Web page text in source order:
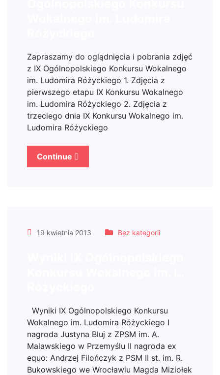
Zapraszamy do oglądnięcia i pobrania zdjęć
z IX Ogólnopolskiego Konkursu Wokalnego
im. Ludomira Różyckiego 1. Zdjęcia z
pierwszego etapu IX Konkursu Wokalnego
im. Ludomira Różyckiego 2. Zdjęcia z
trzeciego dnia IX Konkursu Wokalnego im.
Ludomira Różyckiego
Continue
19 kwietnia 2013 Bez kategorii
Wyniki IX Ogólnopolskiego Konkursu
Wokalnego im. Ludomira Różyckiego I
nagroda Justyna Bluj z ZPSM im. A.
Malawskiego w Przemyślu II nagroda ex
equo: Andrzej Filończyk z PSM II st. im. R.
Bukowskiego we Wrocławiu Magda Miziołek